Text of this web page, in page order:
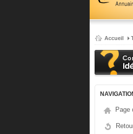
Accueil
Page